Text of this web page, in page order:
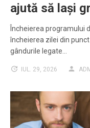
ajută să lași
Încheierea programului
încheierea zilei din
gândurile legate…
IUL. 29, 2026